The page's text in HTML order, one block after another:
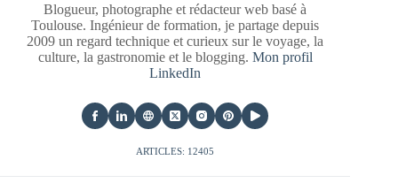
Blogueur, photographe et rédacteur web basé à
Toulouse. Ingénieur de formation, je partage depuis
2009 un regard technique et curieux sur le voyage, la
culture, la gastronomie et le blogging. Mon profil
LinkedIn
ARTICLES: 12405